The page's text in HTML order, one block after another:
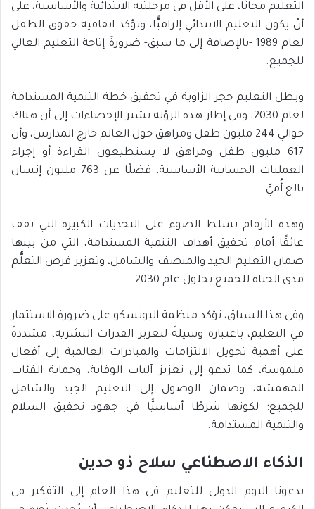
التعليم مجانًا، على الأقل في مرحلتيه الابتدائية والأساسية، على
أنْ يكون التعليم الابتدائي إلزاميًّا، وتؤكد اتفاقية حقوق الطفل
لعام 1989 -بالإضافة إلى ما سبق- ضرورةَ إتاحة التعليم العالي
للجميع.
ويظل التعليم حجر الزاوية في تحقيق خطة التنمية المستدامة
لعام 2030، وفي إطار هذه الرؤية تشير الإحصاءات إلى أن هناك
حوالي 244 مليون طفل ومراهق حول العالم خارج المدارس، وأن
617 مليون طفل ومراهق لا يستطيعون القراءة أو إجراء
العمليات الحسابية الأساسية، فضلًا عن 763 مليون إنسان
بالغ أُميٍّ.
وهذه الأرقام تسلط الضوء على التحديات الكبيرة التي تقف
عائقًا أمام تحقيق أهداف التنمية المستدامة، التي من بينها
ضمان التعليم الجيد والمنصف والشامل، وتعزيز فرص التعلُّم
مدى الحياة للجميع بحلول عام 2030.
وفي هذا السياق، تؤكد منظمة اليونسكو على ضرورة الاستثمار
في التعليم، باعتباره وسيلةً لتعزيز القدرات البشرية، مشددةً
على أهمية تحويل الالتزامات والمبادرات العالمية إلى أفعال
ملموسة، كما تدعو إلى تعزيز آليات الوقاية، وحماية الفئات
المهمشة، وضمان الوصول إلى التعليم الجيد والشامل
للجميع؛ لكونها شرطًا أساسيًّا في جهود تحقيق السلام
والتنمية المستدامة.
الذكاء الاصطناعي سلاح ذو حدين
يدعونا اليوم الدولي للتعليم في هذا العام إلى التفكير في